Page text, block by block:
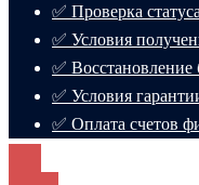
✅ Проверка
✅ Условия
✅ Восстановление
✅ Условия
✅ Оплата счетов